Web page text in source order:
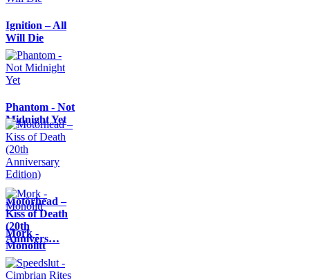
Ignition – All
Will Die
Phantom - Not
Midnight Yet
Motörhead –
Kiss of Death
(20th
Annivers…
Mork -
Monolitt